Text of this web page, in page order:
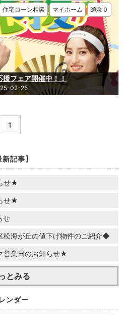
住宅ローン相談 マイホーム 頭金０
援フェア開催中！！
02-25
1
新記事】
せ★
せ★
せ
松海が丘の値下げ物件のご紹介◆
業日のお知らせ★
とみる
ンダー